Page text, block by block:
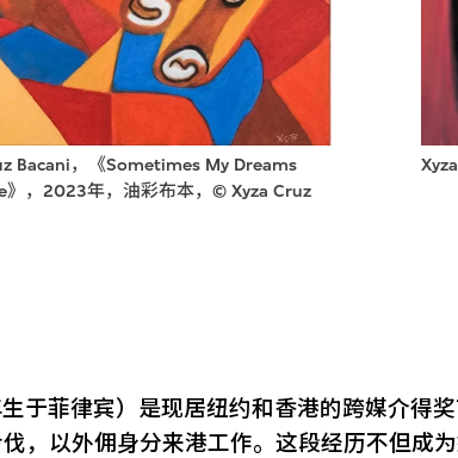
Bacani，《Sometimes My Dreams
》，2023年，油彩布本，© Xyza Cruz
生于菲律宾）是现居纽约和香港的跨媒介得
，以外佣身分来港工作。这段经历不但成为